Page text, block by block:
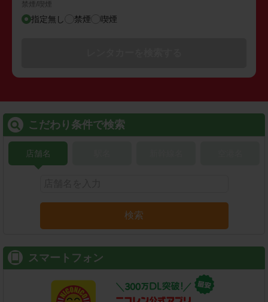
禁煙/喫煙
指定無し 禁煙 喫煙
こだわり条件で検索
店舗名
検索
スマートフォン